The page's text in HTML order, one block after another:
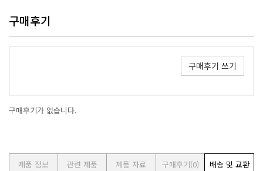
구매후기
구매후기 쓰기
구매후기가 없습니다.
제품 정보 관련 제품 제품 자료 구매후기(0) 배송 및 교환